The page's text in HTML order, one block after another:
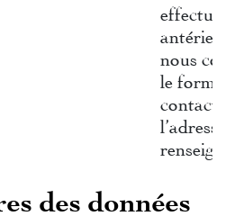
nous
le
contact
des données